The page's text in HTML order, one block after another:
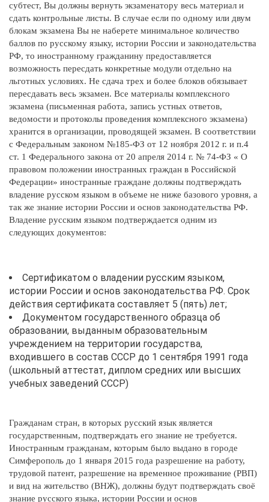
субтест, Вы должны вернуть экзаменатору весь материал и
сдать контрольные листы. В случае если по одному или двум
блокам экзамена Вы не наберете минимальное количество
баллов по русскому языку, истории России и законодательства
РФ, то иностранному гражданину предоставляется
возможность пересдать конкретные модули отдельно на
льготных условиях. Не сдача трех и более блоков обязывает
пересдавать весь экзамен. Все материалы комплексного
экзамена (письменная работа, запись устных ответов,
ведомости и протоколы проведения комплексного экзамена)
хранится в организации, проводящей экзамен. В соответствии
с Федеральным законом №185-ФЗ от 12 ноября 2012 г. и п.4
ст. 1 Федерального закона от 20 апреля 2014 г. № 74-ФЗ « О
правовом положении иностранных граждан в Российской
Федерации» иностранные граждане должны подтверждать
владение русском языком в объеме не ниже базового уровня, а
так же знание истории России и основ законодательства РФ.
Владение русским языком подтверждается одним из
следующих документов:
Сертификатом о владении русским языком,
истории России и основ законодательства РФ. Срок
действия сертификата составляет 5 (пять) лет;
Документом государственного образца об
образовании, выданным образовательным
учреждением на территории государства,
входившего в состав СССР до 1 сентября 1991 года
(школьный аттестат, диплом средних или высших
учебных заведений СССР)
Гражданам стран, в которых русский язык является
государственным, подтверждать его знание не требуется.
Иностранным гражданам, которым было выдано в городе
Симферополь до 1 января 2015 года разрешение на работу,
трудовой патент, разрешение на временное проживание (РВП)
и вид на жительство (ВНЖ), должны будут подтверждать своё
знание русского языка, истории России и основ